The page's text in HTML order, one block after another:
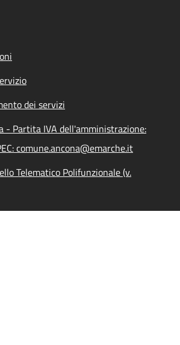
dei servizi
- Partita IVA dell'amministrazione:
comune.ancona@emarche.it
Telematico Polifunzionale (v.